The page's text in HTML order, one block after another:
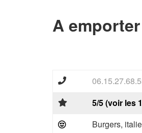
A
5/5 (voir les
Burgers,